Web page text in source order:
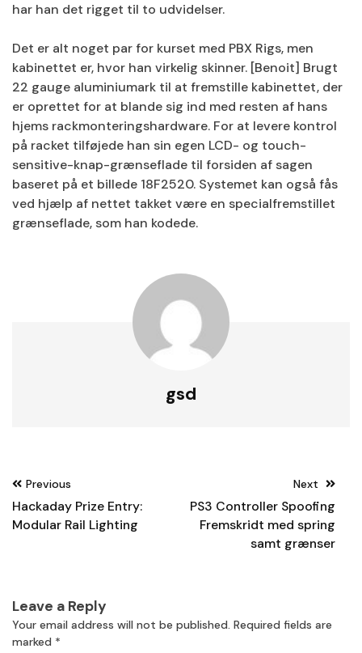
har han det rigget til to udvidelser.
Det er alt noget par for kurset med PBX Rigs, men
kabinettet er, hvor han virkelig skinner. [Benoit] Brugt
22 gauge aluminiumark til at fremstille kabinettet, der
er oprettet for at blande sig ind med resten af ​​hans
hjems rackmonteringshardware. For at levere kontrol
på racket tilføjede han sin egen LCD- og touch-
sensitive-knap-grænseflade til forsiden af ​​sagen
baseret på et billede 18F2520. Systemet kan også fås
ved hjælp af nettet takket være en specialfremstillet
grænseflade, som han kodede.
gsd
Post
navigation
Previous
Hackaday Prize Entry:
Modular Rail Lighting
Next
PS3 Controller Spoofing
Fremskridt med spring
samt grænser
Leave a Reply
Your email address will not be published. Required fields are
marked *